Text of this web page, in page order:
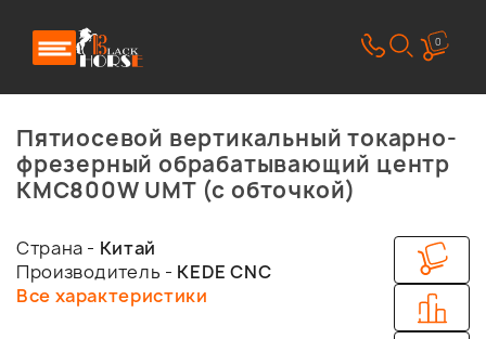
0
Пятиосевой вертикальный токарно-
фрезерный обрабатывающий центр
KMC800W UMT (с обточкой)
Страна - Китай
Производитель - KEDE CNC
Все характеристики